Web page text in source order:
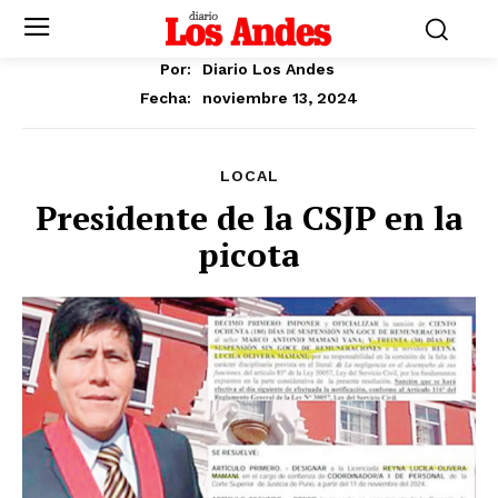
Por:
Diario Los Andes
Fecha:
noviembre 13, 2024
LOCAL
Presidente de la CSJP en la
picota